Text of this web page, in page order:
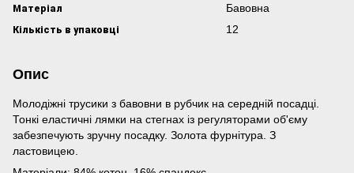
Матеріал Бавовна
Кількість в упаковці 12
Опис
Молодіжні трусики з бавовни в рубчик на середній посадці.
Тонкі еластичні лямки на стегнах із регуляторами об'єму
забезпечують зручну посадку. Золота фурнітура. З
ластовицею.